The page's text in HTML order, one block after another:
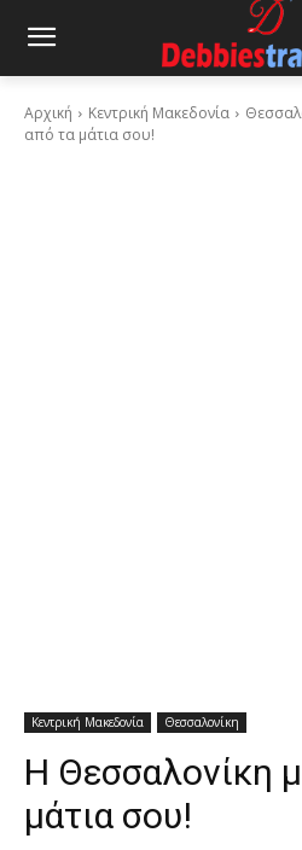
Αρχική Κεντρική Μακεδονία
από τα μάτια σου!
Κεντρική Μακεδονία Θεσσαλονίκη
Η Θεσσαλονίκη
μάτια σου!